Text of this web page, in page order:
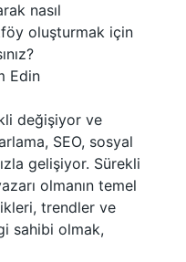
nasıl
oluşturmak için
Edin
değişiyor ve
SEO, sosyal
gelişiyor. Sürekli
olmanın temel
trendler ve
sahibi olmak,